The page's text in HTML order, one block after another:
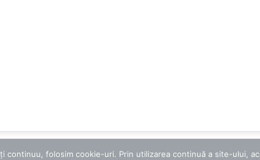
continuu, folosim cookie-uri. Prin utilizarea continuă a site-ului,